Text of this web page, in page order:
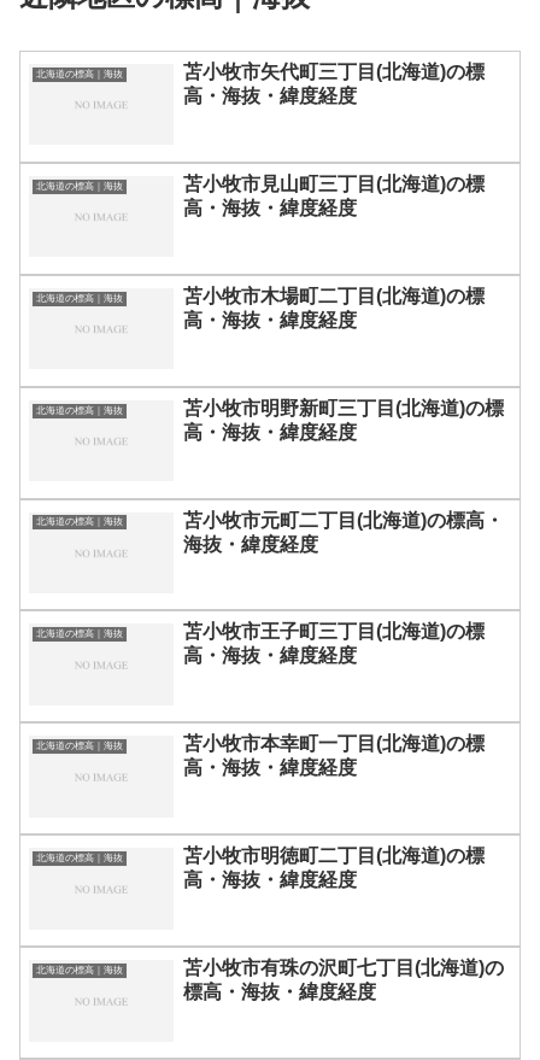
北海道の標高｜海抜
苫小牧市矢代町三丁目(北海道)の標
高・海抜・緯度経度
北海道の標高｜海抜
苫小牧市見山町三丁目(北海道)の標
高・海抜・緯度経度
北海道の標高｜海抜
苫小牧市木場町二丁目(北海道)の標
高・海抜・緯度経度
北海道の標高｜海抜
苫小牧市明野新町三丁目(北海道)の標
高・海抜・緯度経度
北海道の標高｜海抜
苫小牧市元町二丁目(北海道)の標高・
海抜・緯度経度
北海道の標高｜海抜
苫小牧市王子町三丁目(北海道)の標
高・海抜・緯度経度
北海道の標高｜海抜
苫小牧市本幸町一丁目(北海道)の標
高・海抜・緯度経度
北海道の標高｜海抜
苫小牧市明徳町二丁目(北海道)の標
高・海抜・緯度経度
北海道の標高｜海抜
苫小牧市有珠の沢町七丁目(北海道)の
標高・海抜・緯度経度